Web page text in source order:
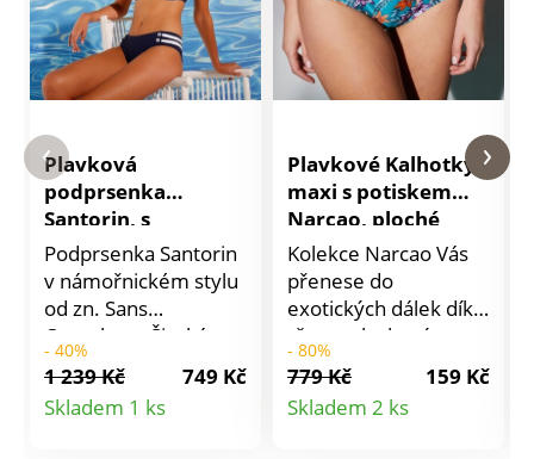
Plavková
podprsenka
Santorin, s
kosticemi
Podprsenka Santorin
v námořnickém stylu
od zn. Sans
Complexe. Široká
ramínka na zavázání
kolem krku. Pěnové
nezvětšující
- 40%
1 239 Kč
749 Kč
Skladem 1 ks
Detail
Plavkové Kalhotky
maxi s potiskem
Narcao, ploché
bříško
Kolekce Narcao Vás
přenese do
exotických dálek díky
těmto plavkovým
maxi kalhotkám.
Přední díl s tylovou
podšívkou pro efekt
- 80%
779 Kč
159 Kč
Skladem 2 ks
Detail